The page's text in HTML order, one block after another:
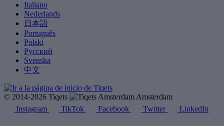
Italiano
Nederlands
日本語
Português
Polski
Русский
Svenska
中文
© 2014-2026 Tiqets
Amsterdam
Instagram
TikTok Facebook Twitter LinkedIn